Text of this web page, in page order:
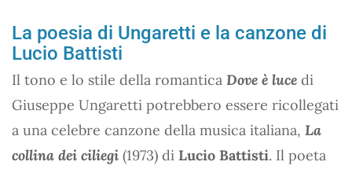
La poesia di Ungaretti e la canzone di
Lucio Battisti
Il tono e lo stile della romantica Dove è luce di
Giuseppe Ungaretti potrebbero essere ricollegati
a una celebre canzone della musica italiana, La
collina dei ciliegi (1973) di Lucio Battisti. Il poeta